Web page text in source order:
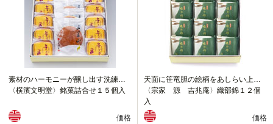
素材のハーモニーが醸し出す洗練された味わい
〈横濱文明堂〉銘菓詰合せ１５個入
価格
天面に笹竜胆の絵柄をあしらい上品に仕上げました。
〈宗家 源 吉兆庵〉織部錦１２個
入
価格